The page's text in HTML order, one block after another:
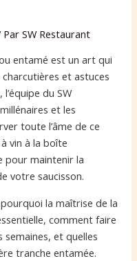
ParSW Restaurant
entamé est un art qui
et astuces
du SW
et les
toute l’âme de ce
vin à la boîte
pour maintenir la
votre saucisson.
la maîtrise de la
comment faire
semaines, et quelles
tranche entamée.